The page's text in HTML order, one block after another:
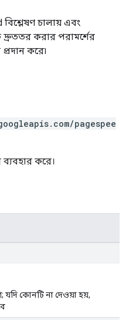
​​বিশ্লেষণ চালায় এবং
দ্রুততর করার পরামর্শের
করে৷
pagespee
ব্যবহার করে।
যদি কোনটি না দেওয়া হয়,